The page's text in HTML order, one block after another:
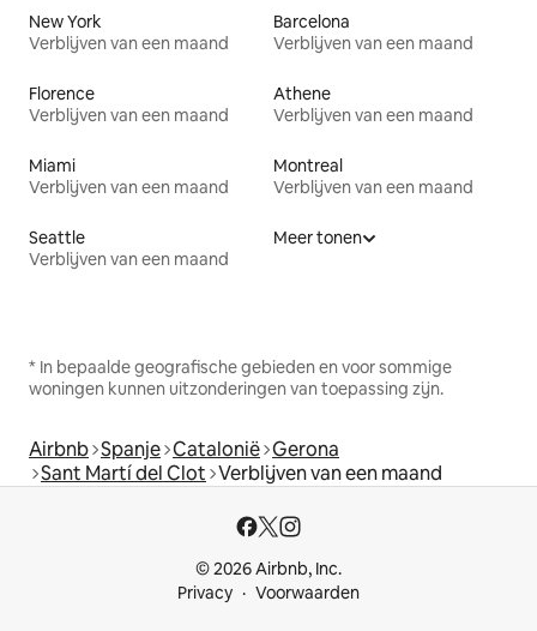
New York
Verblijven van een maand
Barcelona
Verblijven van een maand
Florence
Verblijven van een maand
Athene
Verblijven van een maand
Miami
Verblijven van een maand
Montreal
Verblijven van een maand
Seattle
Verblijven van een maand
Meer tonen
* In bepaalde geografische gebieden en voor sommige
woningen kunnen uitzonderingen van toepassing zijn.
Airbnb Spanje Catalonië Gerona
Sant Martí del Clot Verblijven van een maand
© 2026 Airbnb, Inc.
Privacy
Voorwaarden